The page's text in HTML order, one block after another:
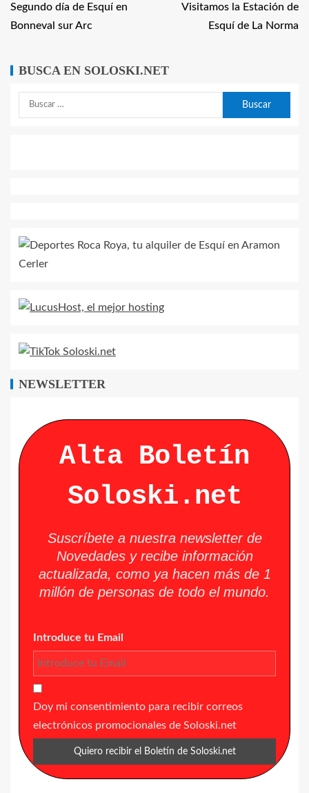
Segundo día de Esquí en
Bonneval sur Arc
Visitamos la Estación de
Esquí de La Norma
BUSCA EN SOLOSKI.NET
NEWSLETTER
Alta Boletín
Soloski.net
Suscríbete a nuestra newsletter de
Novedades y recibe información
actualizada, como ya hacen más de 1
millón de personas de todo el mundo.
Introduce tu Email
Doy mi consentimiento para recibir correos
electrónicos promocionales de Soloski.net